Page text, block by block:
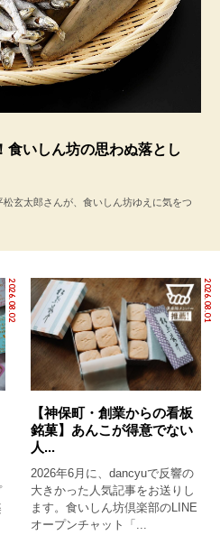
食いしん坊の思わぬ落とし
玄太郎さんが、食いしん坊ゆえに気をつ
2026.08.02 2026.08.01
【神保町・創業からの看板
銘菓】あんこが得意でない
人...
2026年6月に、dancyuで反響の
大きかった人気記事をお送りし
ます。食いしん坊倶楽部のLINE
オープンチャット「...